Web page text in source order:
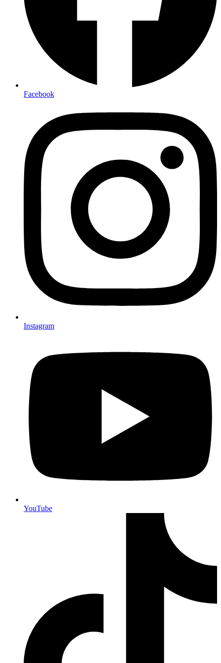
Facebook
Instagram
YouTube